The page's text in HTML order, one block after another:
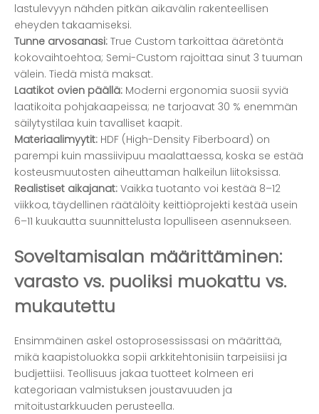
lastulevyyn nähden pitkän aikavälin rakenteellisen
eheyden takaamiseksi.
Tunne arvosanasi: True Custom tarkoittaa ääretöntä
kokovaihtoehtoa; Semi-Custom rajoittaa sinut 3 tuuman
välein. Tiedä mistä maksat.
Laatikot ovien päällä: Moderni ergonomia suosii syviä
laatikoita pohjakaapeissa; ne tarjoavat 30 % enemmän
säilytystilaa kuin tavalliset kaapit.
Materiaalimyytit: HDF (High-Density Fiberboard) on
parempi kuin massiivipuu maalattaessa, koska se estää
kosteusmuutosten aiheuttaman halkeilun liitoksissa.
Realistiset aikajanat: Vaikka tuotanto voi kestää 8–12
viikkoa, täydellinen räätälöity keittiöprojekti kestää usein
6–11 kuukautta suunnittelusta lopulliseen asennukseen.
Soveltamisalan määrittäminen:
varasto vs. puoliksi muokattu vs.
mukautettu
Ensimmäinen askel ostoprosessissasi on määrittää,
mikä kaapistoluokka sopii arkkitehtonisiin tarpeisiisi ja
budjettiisi. Teollisuus jakaa tuotteet kolmeen eri
kategoriaan valmistuksen joustavuuden ja
mitoitustarkkuuden perusteella.